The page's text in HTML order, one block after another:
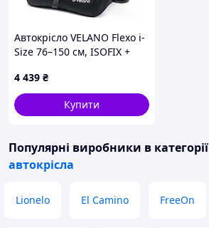
Автокрісло VELANO Flexo i-
Size 76–150 см, ISOFIX +
4 439 ₴
Купити
Популярні виробники в категорії
автокрісла
Lionelo El Camino FreeOn